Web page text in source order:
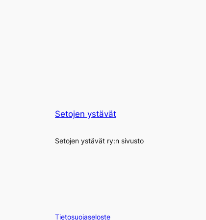
Setojen ystävät
Setojen ystävät ry:n sivusto
Tietosuojaseloste